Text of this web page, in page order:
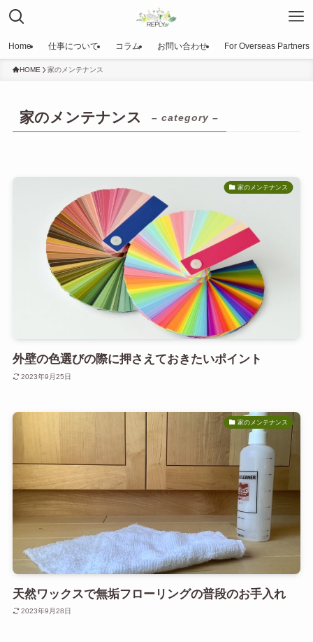
Home 仕事について コラム お問い合わせ For Overseas Partners
HOME 家のメンテナンス
家のメンテナンス – category –
家のメンテナンス
外壁の色選びの際に押さえておきたいポイント
2023年9月25日
家のメンテナンス
天然ワックスで無垢フローリングの普段のお手入れ
2023年9月28日